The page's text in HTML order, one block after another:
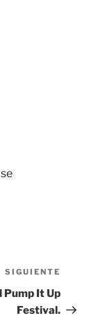
SIGUIENTE
Pump It Up
Festival.